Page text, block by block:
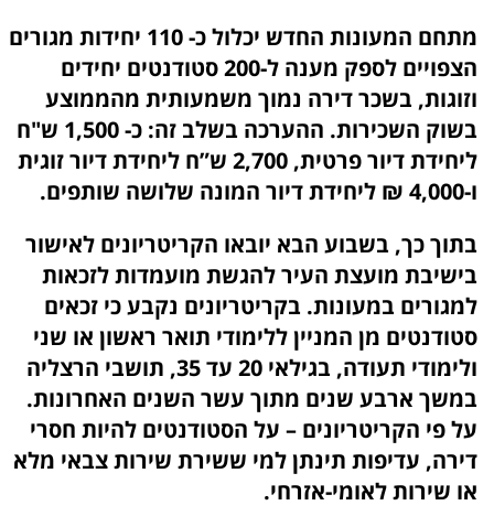
מתחם המעונות החדש יכלול כ- 110 יחידות מגורים
הצפויים לספק מענה ל-200 סטודנטים יחידים
וזוגות, בשכר דירה נמוך משמעותית מהממוצע
בשוק השכירות. ההערכה בשלב זה: כ- 1,500 ש"ח
ליחידת דיור פרטית, 2,700 ש”ח ליחידת דיור זוגית
ו-4,000 ₪ ליחידת דיור המונה שלושה שותפים.
בתוך כך, בשבוע הבא יובאו הקריטריונים לאישור
בישיבת מועצת העיר להגשת מועמדות לזכאות
למגורים במעונות. בקריטריונים נקבע כי זכאים
סטודנטים מן המניין ללימודי תואר ראשון או שני
ולימודי תעודה, בגילאי 20 עד 35, תושבי הרצליה
במשך ארבע שנים מתוך עשר השנים האחרונות.
על פי הקריטריונים – על הסטודנטים להיות חסרי
דירה, עדיפות תינתן למי ששירת שירות צבאי מלא
או שירות לאומי-אזרחי.